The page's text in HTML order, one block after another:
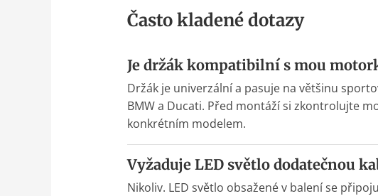
Často kladené dotazy
Je držák kompatibilní s mou
Držák je univerzální a pasuje na většinu
BMW a Ducati. Před montáží si zkontrolujte
konkrétním modelem.
Vyžaduje LED světlo dodatečnou
Nikoliv. LED světlo obsažené v balení se